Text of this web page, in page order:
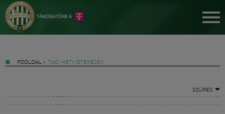
FŐOLDAL » TAG: HÉTMÉTERESEK
SZŰRÉS